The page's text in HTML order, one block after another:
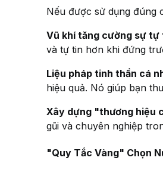
Nếu được sử dụng đúng
Vũ khí tăng cường sự tự
và tự tin hơn khi đứng
Liệu pháp tinh thần cá
hiệu quả. Nó giúp bạn
Xây dựng "thương hiệu
gũi và chuyên nghiệp
"Quy Tắc Vàng" Chọn